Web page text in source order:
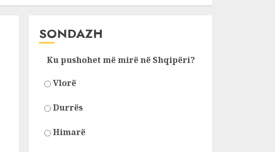
SONDAZH
Ku pushohet më mirë në Shqipëri?
Vlorë
Durrës
Himarë